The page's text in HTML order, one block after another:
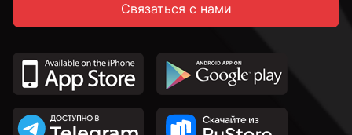
М8
Связаться с нами